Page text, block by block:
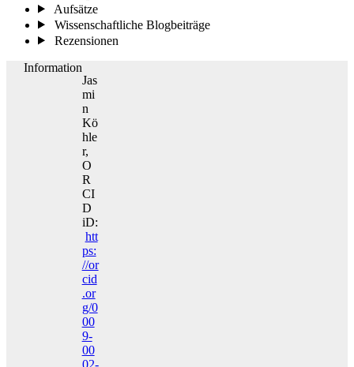
Aufsätze
Wissenschaftliche Blogbeiträge
Rezensionen
Information
Jas
mi
n
Kö
hle
r,
O
R
CI
D
iD:
htt
ps:
//or
cid
.or
g/0
00
9-
00
02-